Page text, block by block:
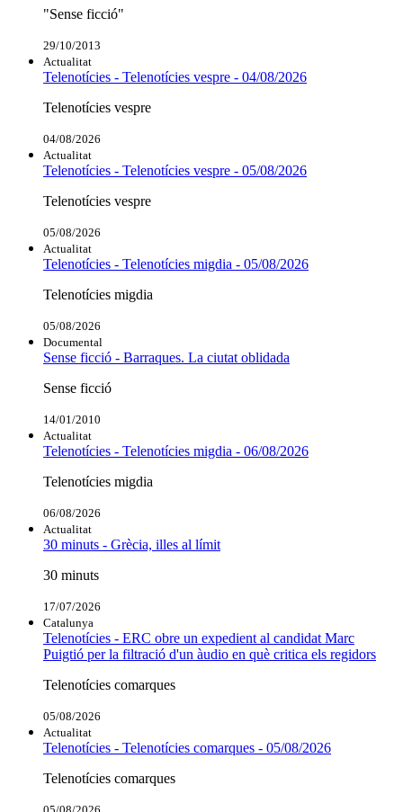
"Sense ficció"
29/10/2013
Actualitat
Telenotícies - Telenotícies vespre - 04/08/2026
Telenotícies vespre
04/08/2026
Actualitat
Telenotícies - Telenotícies vespre - 05/08/2026
Telenotícies vespre
05/08/2026
Actualitat
Telenotícies - Telenotícies migdia - 05/08/2026
Telenotícies migdia
05/08/2026
Documental
Sense ficció - Barraques. La ciutat oblidada
Sense ficció
14/01/2010
Actualitat
Telenotícies - Telenotícies migdia - 06/08/2026
Telenotícies migdia
06/08/2026
Actualitat
30 minuts - Grècia, illes al límit
30 minuts
17/07/2026
Catalunya
Telenotícies - ERC obre un expedient al candidat Marc
Puigtió per la filtració d'un àudio en què critica els regidors
Telenotícies comarques
05/08/2026
Actualitat
Telenotícies - Telenotícies comarques - 05/08/2026
Telenotícies comarques